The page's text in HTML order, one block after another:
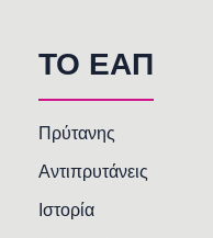
TO EAΠ
Πρύτανης
Αντιπρυτάνεις
Ιστορία